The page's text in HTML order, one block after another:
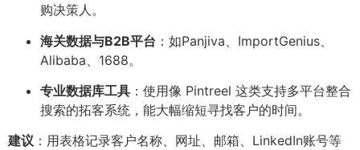
购决策人。
海关数据与B2B平台 ：如Panjiva、ImportGenius、
Alibaba、1688。
专业数据库工具 ：使用像 Pintreel 这类支持多平台整合
搜索的拓客系统，能大幅缩短寻找客户的时间。
建议 ：用表格记录客户名称、网址、邮箱、LinkedIn账号等